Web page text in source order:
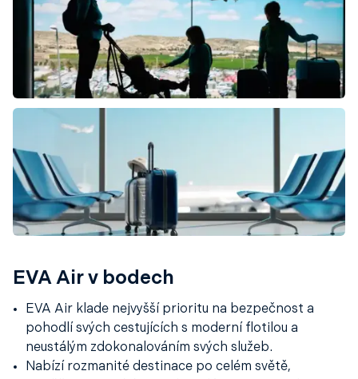
EVA Air v bodech
EVA Air klade nejvyšší prioritu na bezpečnost a
pohodlí svých cestujících s moderní flotilou a
neustálým zdokonalováním svých služeb.
Nabízí rozmanité destinace po celém světě,